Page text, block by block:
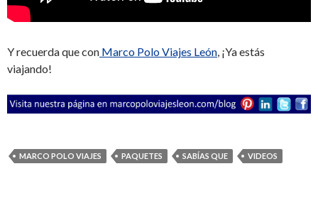
Y recuerda que con Marco Polo Viajes León, ¡Ya estás
viajando!
MARCO POLO VIAJES PAQUETES SABÍAS QUE VIDEOS